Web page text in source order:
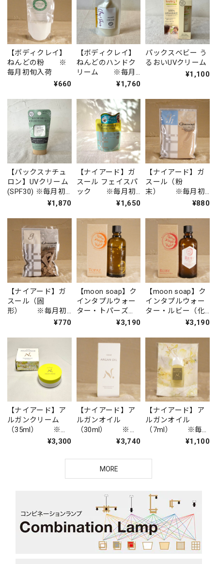
【ボディクレイ】
ねんどの粉 ※
毎月初旬入荷
¥660
【ボディクレイ】
ねんどのハンドク
リーム ※毎月
¥1,760
パックスベビー う
るおいUVクリーム
¥1,100
【パックスナチュ
ロン】UVクリーム
(SPF30) ※毎月初
¥1,870
【ナイアード】ガ
スール フェイスパ
ック ※毎月初
¥1,650
【ナイアード】ガ
スール（粉
末） ※毎月初
¥880
【ナイアード】ガ
スール（固
形） ※毎月初
¥770
【moon soap】ク
インタプルウォー
ター・トパーズ
（化粧水） ※
¥3,190
【moon soap】ク
インタプルウォー
ター・ルビー（化
粧水） ※毎月
¥3,190
【ナイアード】ア
ルガンクリーム
（35ml） ※毎
¥3,300
【ナイアード】ア
ルガンオイル
（30ml） ※毎
¥3,740
【ナイアード】ア
ルガンオイル
（7ml） ※毎月
¥1,100
MORE